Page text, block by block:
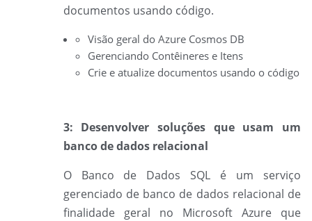
documentos usando código.
Visão geral do Azure Cosmos DB
Gerenciando Contêineres e Itens
Crie e atualize documentos usando o código
3: Desenvolver soluções que usam um
banco de dados relacional
O Banco de Dados SQL é um serviço
gerenciado de banco de dados relacional de
finalidade geral no Microsoft Azure que